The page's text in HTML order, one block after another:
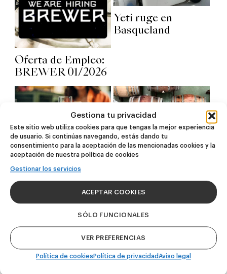
Gestiona tu privacidad
Este sitio web utiliza cookies para que tengas la mejor experiencia
de usuario. Si continúas navegando, estás dando tu
consentimiento para la aceptación de las mencionadas cookies y la
aceptación de nuestra política de cookies
Gestionar los servicios
ACEPTAR COOKIES
SÓLO FUNCIONALES
VER PREFERENCIAS
Política de cookies Política de privacidadAviso legal
Oferta de Empleo:
BREWER 01/2026
Yeti ruge en
Basqueland
Hernani, surf, tres
amigos americanos
Puesto: BREWER,
Basqueland
Brewing 11/05/23